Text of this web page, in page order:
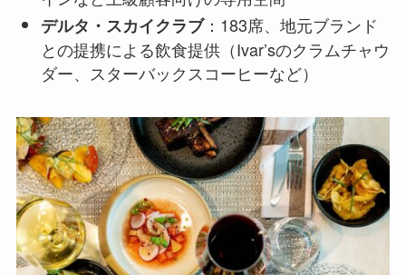
デルタ・スカイクラブ：183席、地元ブランド
との提携による飲食提供（Ivar’sのクラムチャウ
ダー、スターバックスコーヒーなど）